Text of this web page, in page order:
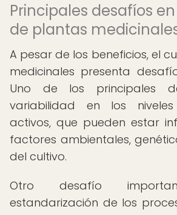
Principales desafíos
de plantas
A pesar de los beneficios, el
medicinales presenta
Uno de los principales
variabilidad en los
activos, que pueden estar
factores ambientales,
del cultivo.
Otro desafío
estandarización de los